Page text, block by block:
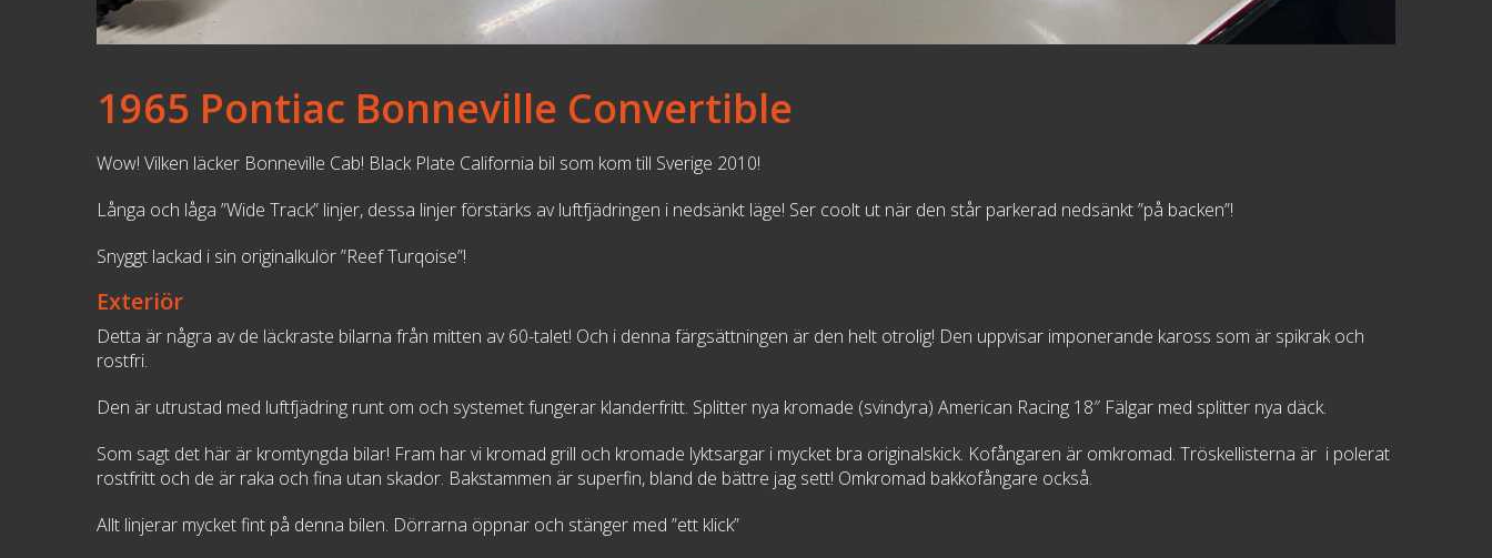
1965 Pontiac Bonneville Convertible
Wow! Vilken läcker Bonneville Cab! Black Plate California bil som kom till Sverige 2010!
Långa och låga ”Wide Track” linjer, dessa linjer förstärks av luftfjädringen i nedsänkt läge! Ser coolt ut när den står parkerad nedsänkt ”på backen”!
Snyggt lackad i sin originalkulör ”Reef Turqoise”!
Exteriör
Detta är några av de läckraste bilarna från mitten av 60-talet! Och i denna färgsättningen är den helt otrolig! Den uppvisar imponerande kaross som är spikrak och
rostfri.
Den är utrustad med luftfjädring runt om och systemet fungerar klanderfritt. Splitter nya kromade (svindyra) American Racing 18″ Fälgar med splitter nya däck.
Som sagt det här är kromtyngda bilar! Fram har vi kromad grill och kromade lyktsargar i mycket bra originalskick. Kofångaren är omkromad. Tröskellisterna är i polerat
rostfritt och de är raka och fina utan skador. Bakstammen är superfin, bland de bättre jag sett! Omkromad bakkofångare också.
Allt linjerar mycket fint på denna bilen. Dörrarna öppnar och stänger med ”ett klick”